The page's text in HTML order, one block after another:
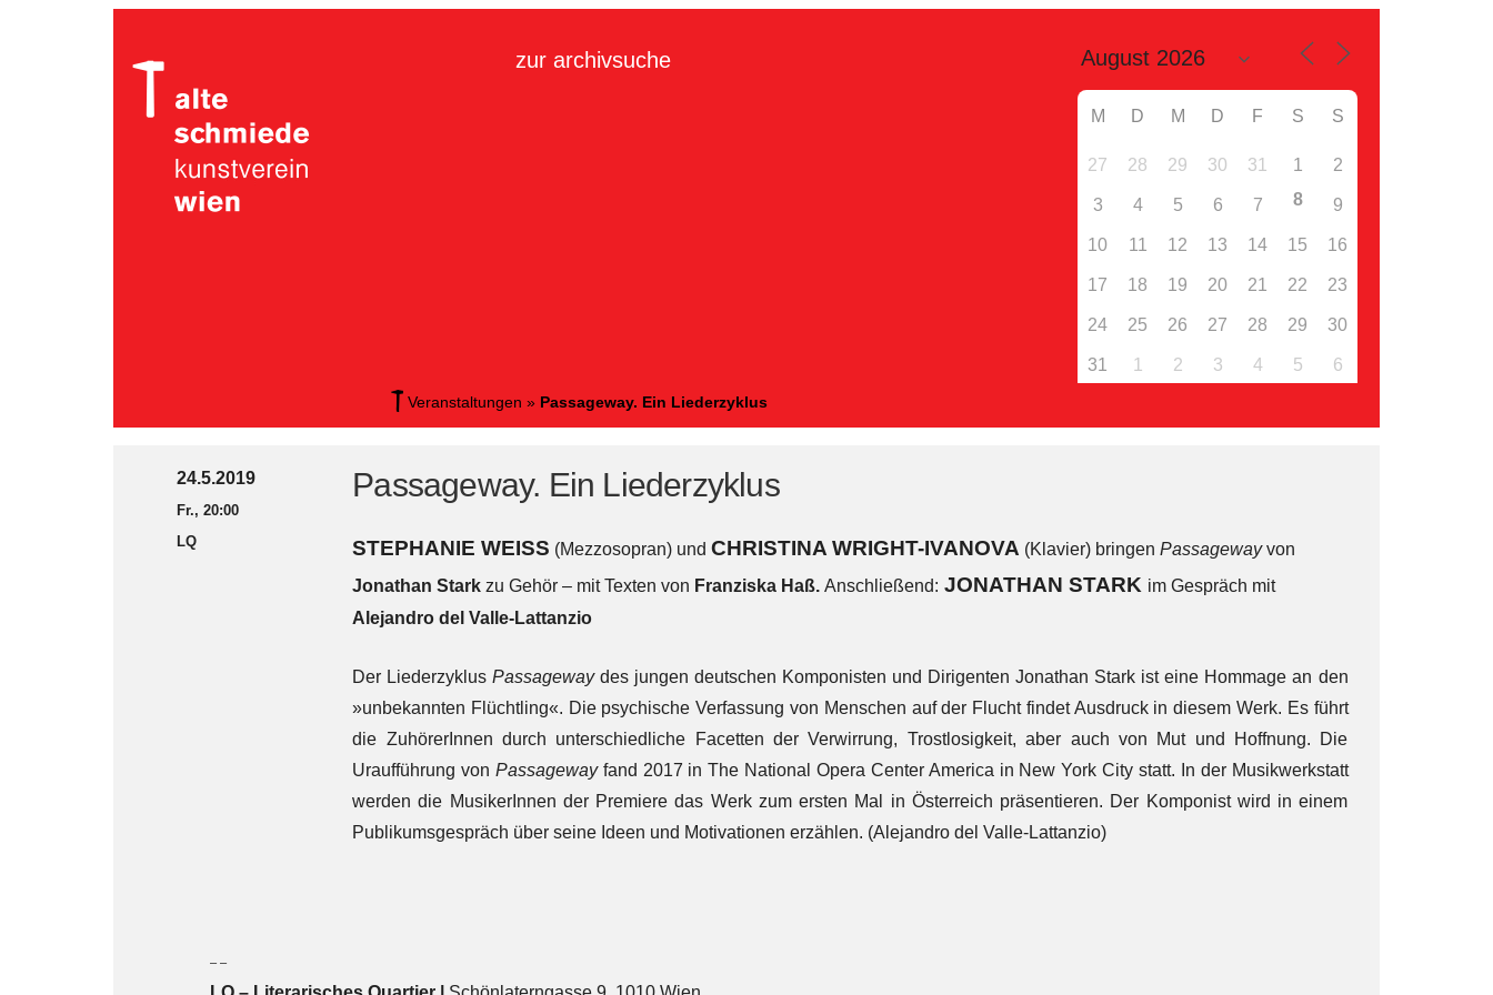
zur archivsuche
M D M D F S S
27 28 29 30 31 1 2
3 4 5 6 7 8 9
10 11 12 13 14 15 16
17 18 19 20 21 22 23
24 25 26 27 28 29 30
31 1 2 3 4 5 6
Veranstaltungen » Passageway. Ein Liederzyklus
24.5.2019
Fr., 20:00
LQ
Passageway. Ein Liederzyklus
STEPHANIE WEISS (Mezzosopran) undCHRISTINA WRIGHT-IVANOVA (Klavier) bringenPassagewayvon
Jonathan Stark zu Gehör – mit Texten von Franziska Haß.Anschließend: JONATHAN STARK im Gespräch mit
Alejandro del Valle-Lattanzio
Der LiederzyklusPassagewaydes jungen deutschen Komponisten und Dirigenten Jonathan Stark ist eine Hommage an den
»unbekannten Flüchtling«. Die psychische Verfassung von Menschen auf der Flucht findet Ausdruck in diesem Werk. Es führt
die ZuhörerInnen durch unterschiedliche Facetten der Verwirrung, Trostlosigkeit, aber auch von Mut und Hoffnung. Die
Uraufführung von Passagewayfand 2017 in The National Opera Center America in New York City statt. In der Musikwerkstatt
werden die MusikerInnen der Premiere das Werk zum ersten Mal in Österreich präsentieren. Der Komponist wird in einem
Publikumsgespräch über seine Ideen und Motivationen erzählen. (Alejandro del Valle-Lattanzio)
– –